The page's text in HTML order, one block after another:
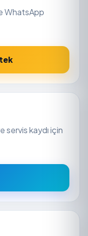
WhatsApp
servis kaydı için